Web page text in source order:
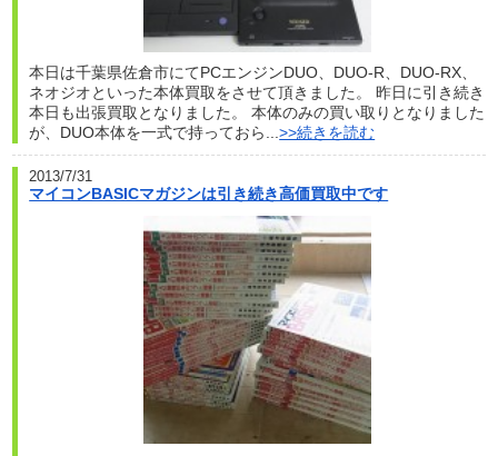
本日は千葉県佐倉市にてPCエンジンDUO、DUO-R、DUO-RX、
ネオジオといった本体買取をさせて頂きました。 昨日に引き続き
本日も出張買取となりました。 本体のみの買い取りとなりました
が、DUO本体を一式で持っておら...>>続きを読む
2013/7/31
マイコンBASICマガジンは引き続き高価買取中です